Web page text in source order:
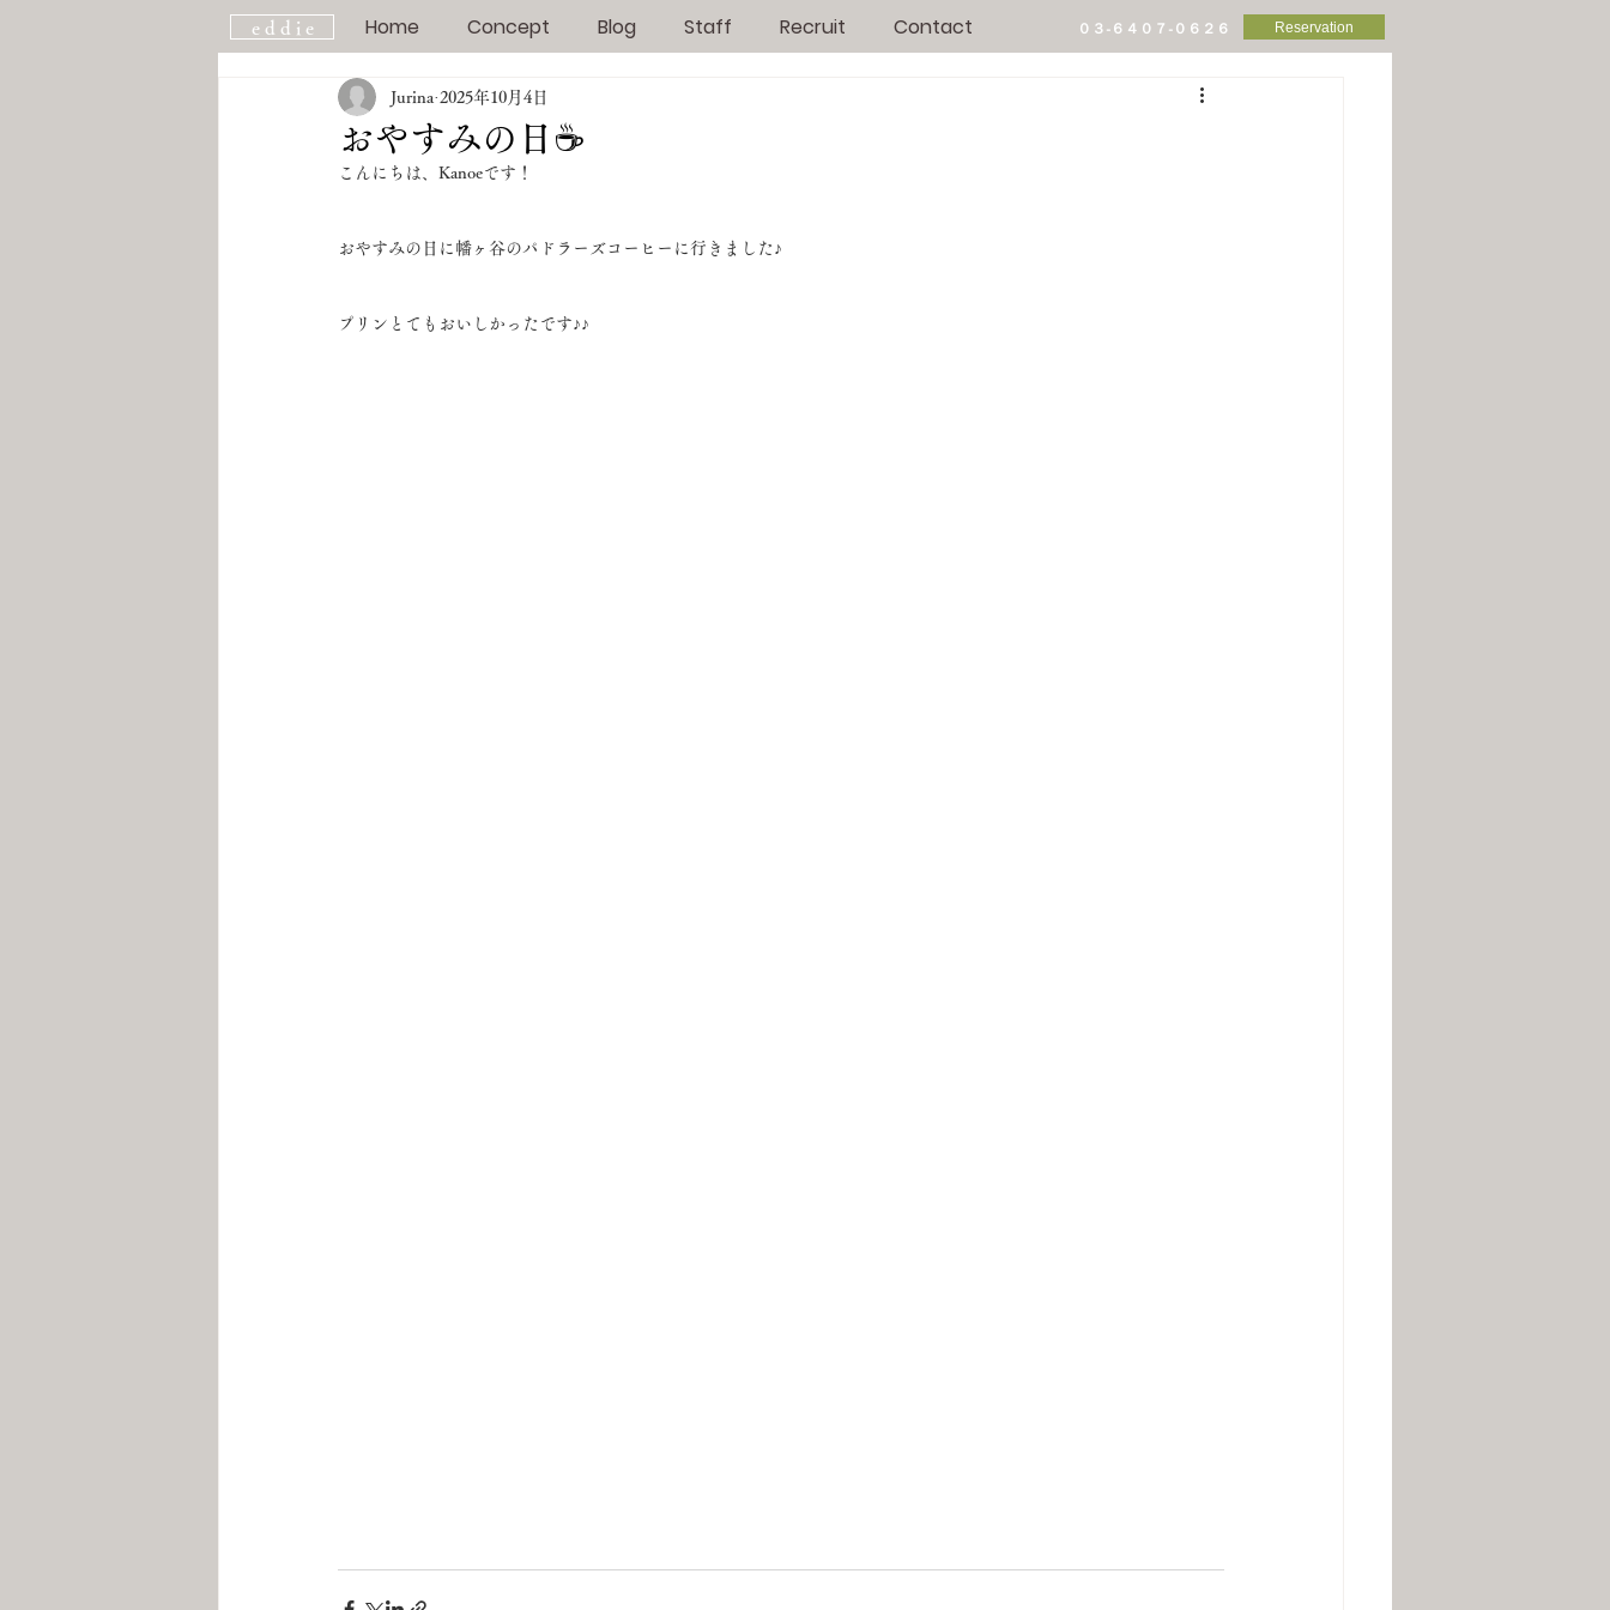
e d d i e Home Concept Blog Staff Recruit Contact ０３-６４０７-０６２６ Reservation
おやすみの日☕️
Jurina 2025年10月4日
こんにちは、Kanoeです！
おやすみの日に幡ヶ谷のパドラーズコーヒーに行きました♪
プリンとてもおいしかったです♪♪